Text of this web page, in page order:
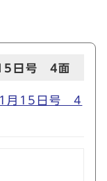
15日号 4面
月15日号 4